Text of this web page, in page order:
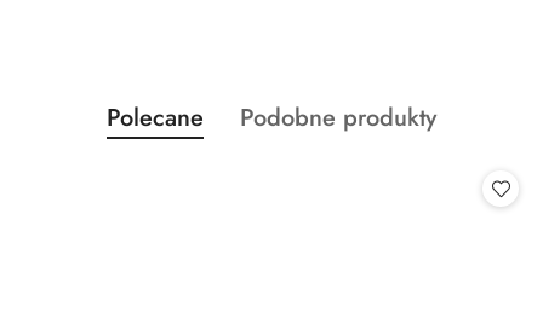
Pomiń karuzelę produktów
Produkty
o
Polecane
Produkty
Podobne produkty